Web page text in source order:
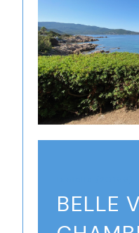
BELLE